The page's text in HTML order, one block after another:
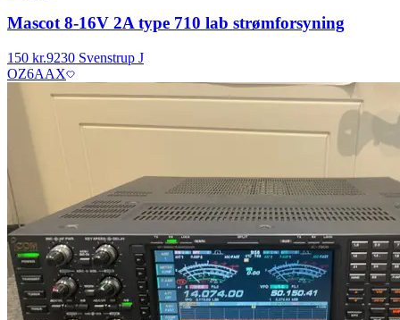
Mascot 8-16V 2A type 710 lab strømforsyning
150 kr.9230 Svenstrup J
OZ6AAX